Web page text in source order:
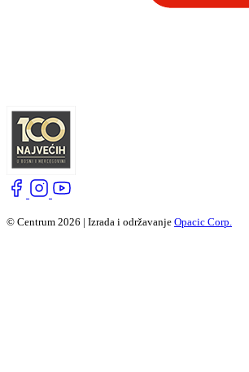
© Centrum 2026 | Izrada i održavanje Opacic Corp.